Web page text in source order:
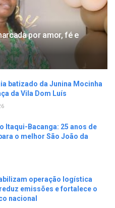
por amor, fé e
batizado da Junina Mocinha
da Vila Dom Luís
Itaqui-Bacanga: 25 anos de
o melhor São João da
operação logística
emissões e fortalece o
nacional